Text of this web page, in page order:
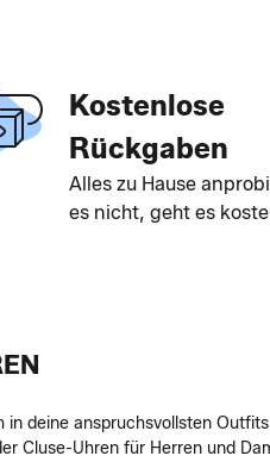
Kostenlose
Rückgaben
Alles zu Hause
es nicht, geht es
in deine anspruchsvollsten
Cluse-Uhren für Herren und